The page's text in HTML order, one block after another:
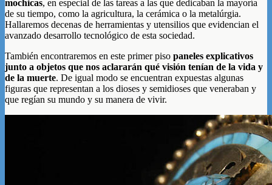
mochicas, en especial de las tareas a las que dedicaban la mayoría
de su tiempo, como la agricultura, la cerámica o la metalúrgia.
Hallaremos decenas de herramientas y utensilios que evidencian el
avanzado desarrollo tecnológico de esta sociedad.
También encontraremos en este primer piso paneles explicativos
junto a objetos que nos aclararán qué visión tenían de la vida y
de la muerte. De igual modo se encuentran expuestas algunas
figuras que representan a los dioses y semidioses que veneraban y
que regían su mundo y su manera de vivir.